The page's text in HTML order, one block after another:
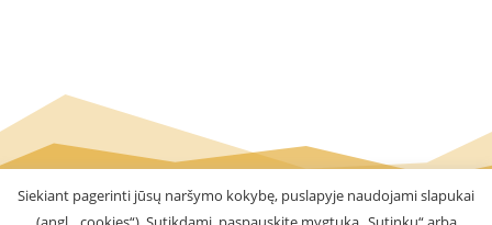
Siekiant pagerinti jūsų naršymo kokybę, puslapyje naudojami slapukai